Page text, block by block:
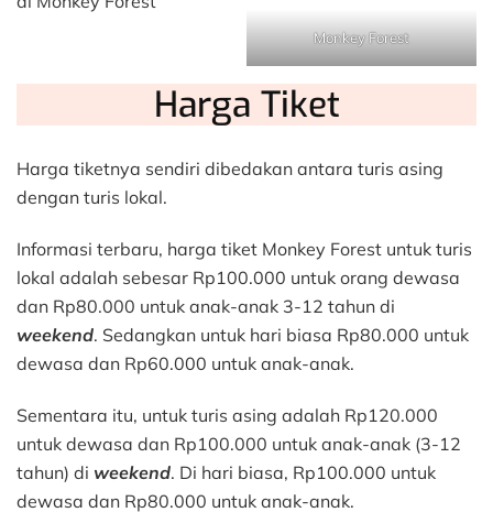
Monkey Forest
Harga Tiket
Harga tiketnya sendiri dibedakan antara turis asing
dengan turis lokal.
Informasi terbaru, harga tiket Monkey Forest untuk turis
lokal adalah sebesar Rp100.000 untuk orang dewasa
dan Rp80.000 untuk anak-anak 3-12 tahun di
weekend. Sedangkan untuk hari biasa Rp80.000 untuk
dewasa dan Rp60.000 untuk anak-anak.
Sementara itu, untuk turis asing adalah Rp120.000
untuk dewasa dan Rp100.000 untuk anak-anak (3-12
tahun) di weekend. Di hari biasa, Rp100.000 untuk
dewasa dan Rp80.000 untuk anak-anak.